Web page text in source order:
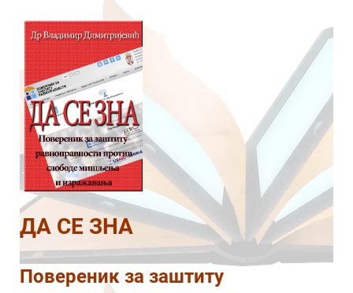
ДА СЕ ЗНА
Повереник за заштиту